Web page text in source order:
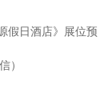
假日酒店》展位预
）